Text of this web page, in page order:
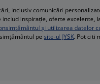
inclusiv comunicări
inspirație, oferte excelente,
și utilizarea datelor
pe site-ul JYSK. Pot citi